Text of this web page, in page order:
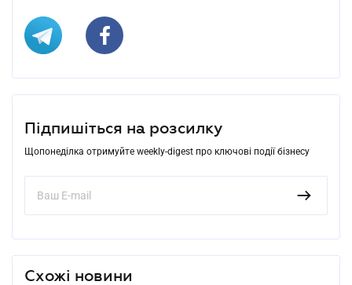
Підпишіться на розсилку
Щопонеділка отримуйте weekly-digest про ключові події бізнесу
Схожі новини